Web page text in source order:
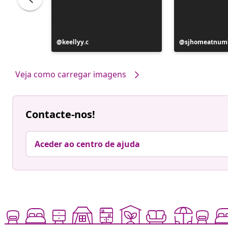
Postagem
publicada
keellyy.c
Postagem
publicada
Veja como carregar imagens
Contacte-nos!
Aceder ao centro de ajuda